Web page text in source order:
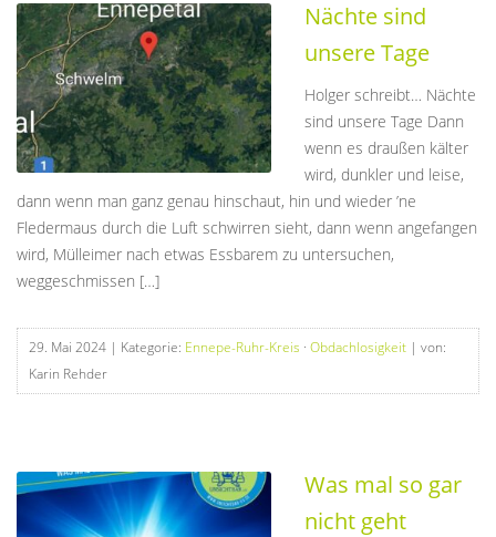
Nächte sind
unsere Tage
Holger schreibt… Nächte
sind unsere Tage Dann
wenn es draußen kälter
wird, dunkler und leise,
dann wenn man ganz genau hinschaut, hin und wieder ’ne
Fledermaus durch die Luft schwirren sieht, dann wenn angefangen
wird, Mülleimer nach etwas Essbarem zu untersuchen,
weggeschmissen […]
29. Mai 2024 | Kategorie: Ennepe-Ruhr-Kreis · Obdachlosigkeit | von:
Karin Rehder
Was mal so gar
nicht geht